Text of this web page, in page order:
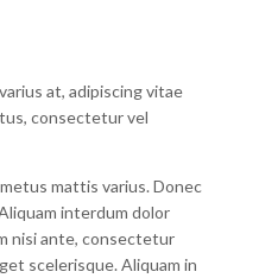
at, adipiscing vitae
consectetur vel
mattis varius. Donec
interdum dolor
nisi ante, consectetur
scelerisque. Aliquam in